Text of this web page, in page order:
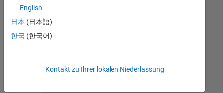
Ihren
entsprechen,
werden
unseres
English
日本 (日本語)
한국 (한국어)
Kontakt zu Ihrer lokalen Niederlassung